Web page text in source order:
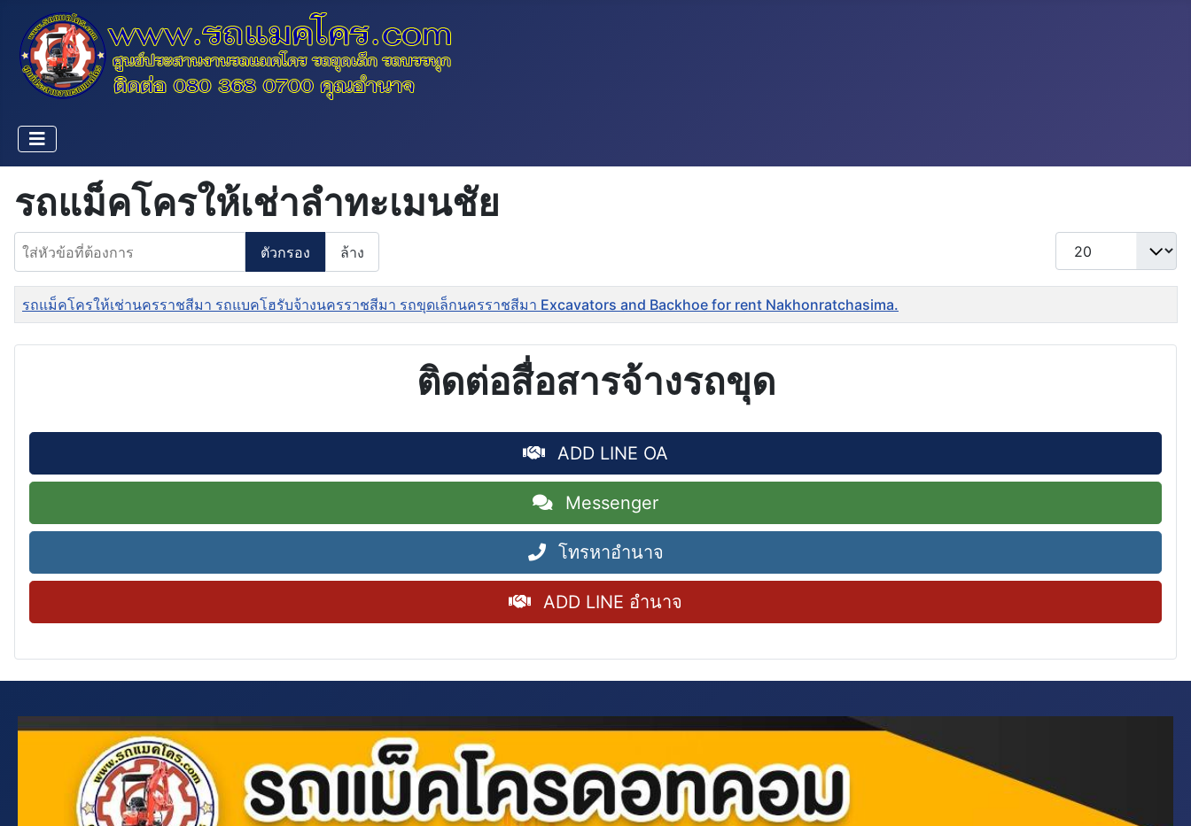
รถแม็คโครให้เช่าลำทะเมนชัย
ใส่หัวข้อที่ต้องการ
ตัวกรอง ล้าง
แสดง #
ชื่อ
รถแม็คโครให้เช่านครราชสีมา รถแบคโฮรับจ้างนครราชสีมา รถขุดเล็กนครราชสีมา Excavators and Backhoe for rent Nakhonratchasima.
ติดต่อสื่อสารจ้างรถขุด
ADD LINE OA
Messenger
โทรหาอำนาจ
ADD LINE อำนาจ